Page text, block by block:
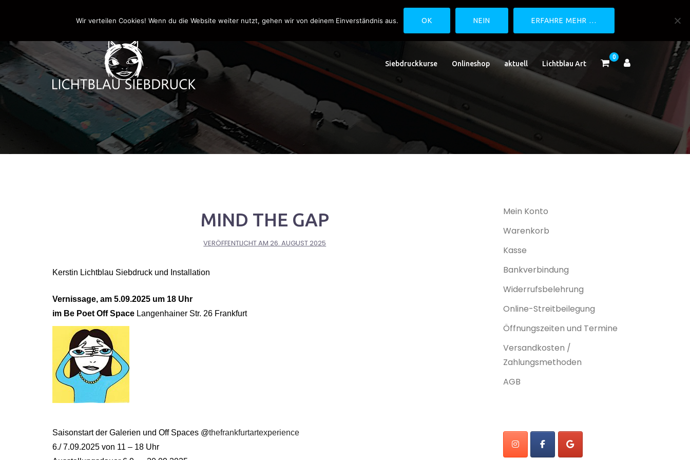
Siebdruckkurse Onlineshop aktuell Lichtblau Art
0
MIND THE GAP
VERÖFFENTLICHT AM26. AUGUST 2025
Kerstin Lichtblau Siebdruck und Installation
Vernissage, am 5.09.2025 um 18 Uhr
im Be Poet Off Space Langenhainer Str. 26 Frankfurt
Saisonstart der Galerien und Off Spaces @thefrankfurtartexperience
6./ 7.09.2025 von 11 – 18 Uhr
Mein Konto
Warenkorb
Kasse
Bankverbindung
Widerrufsbelehrung
Online-Streitbeilegung
Öffnungszeiten und Termine
Versandkosten /
Zahlungsmethoden
AGB
Wir verteilen Cookies! Wenn du die Website weiter nutzt, gehen wir von deinem Einverständnis aus. OK NEIN ERFAHRE MEHR …